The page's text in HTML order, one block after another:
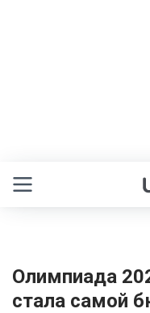
Олимпиада
стала самой